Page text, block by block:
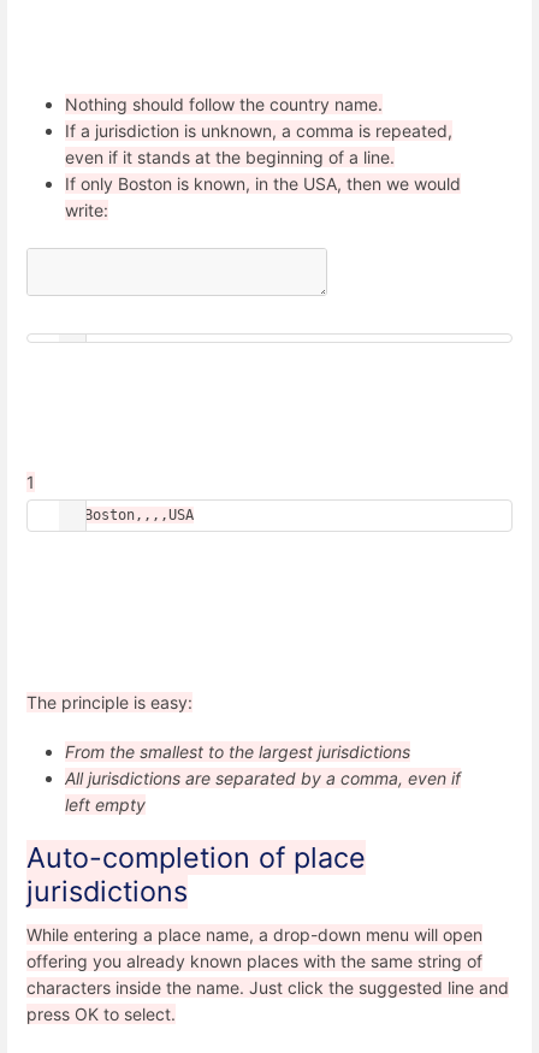
Nothing should follow the country name.
If a jurisdiction is unknown, a comma is repeated,
even if it stands at the beginning of a line.
If only Boston is known, in the USA, then we would
write:
1
,,Boston,,,,USA
The principle is easy:
From the smallest to the largest jurisdictions
All jurisdictions are separated by a comma, even if
left empty
Auto-completion of place
jurisdictions
While entering a place name, a drop-down menu will open
offering you already known places with the same string of
characters inside the name. Just click the suggested line and
press OK to select.